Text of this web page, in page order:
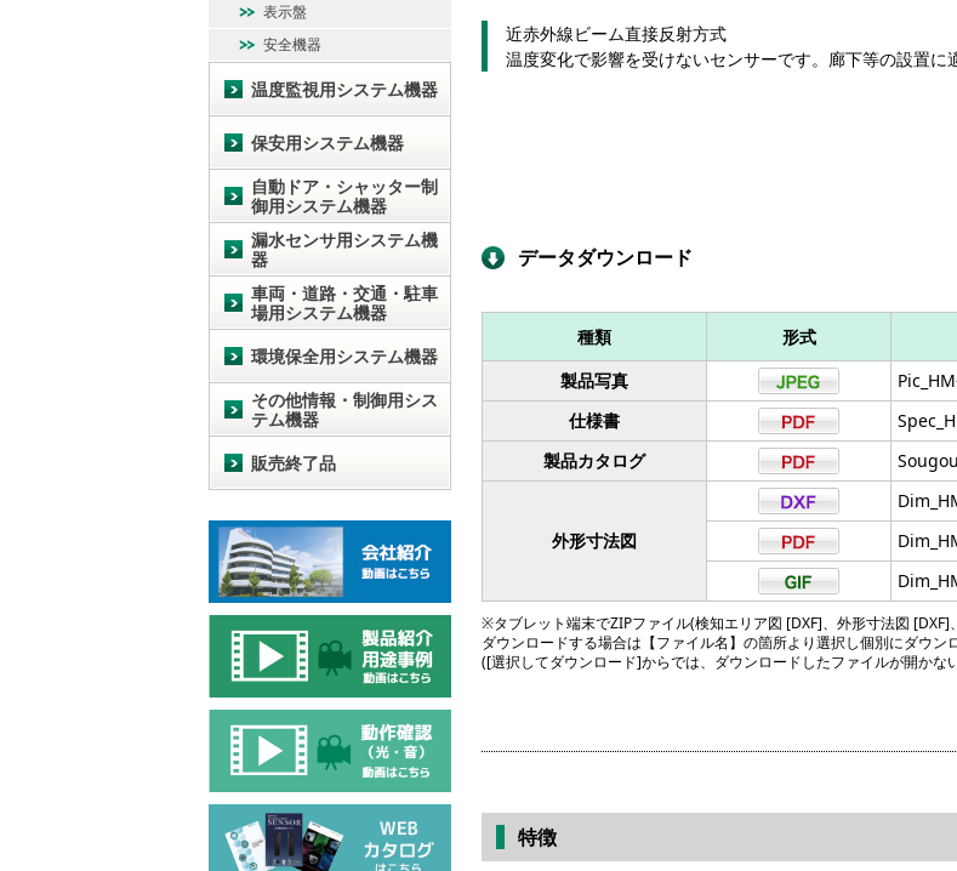
近赤外線ビーム直接反射方式
温度変化で影響を受けないセンサーです。廊下等の設置に
データダウンロード
種類 形式
製品写真
仕様書
製品カタログ
外形寸法図
※タブレット端末でZIPファイル(検知エリア図 [DXF]、外形寸法図 [DXF]
ダウンロードする場合は【ファイル名】の箇所より選択し個別にダウン
([選択してダウンロード]からでは、ダウンロードしたファイルが開かな
特徴
表示盤
安全機器
温度監視用システム機器
保安用システム機器
自動ドア・シャッター制
御用システム機器
漏水センサ用システム機
器
車両・道路・交通・駐車
場用システム機器
環境保全用システム機器
その他情報・制御用シス
テム機器
販売終了品